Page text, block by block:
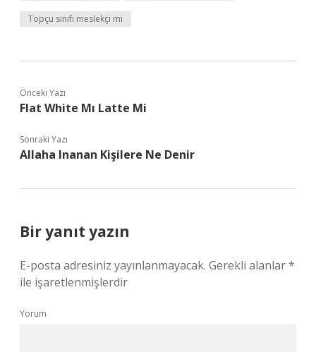
Topçu sınıfı meslekçi mi
Önceki Yazı
Flat White Mı Latte Mi
Sonraki Yazı
Allaha Inanan Kişilere Ne Denir
Bir yanıt yazın
E-posta adresiniz yayınlanmayacak. Gerekli alanlar*
ile işaretlenmişlerdir
Yorum